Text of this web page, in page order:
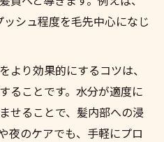
シュ程度を毛先中心になじ
より効果的にするコツは、
ることです。水分が適度に
せることで、髪内部への浸
夜のケアでも、手軽にプロ